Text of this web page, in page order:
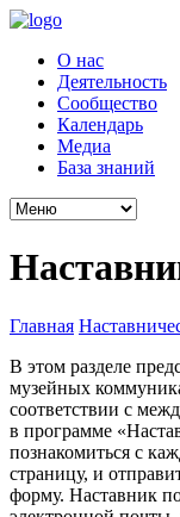
О нас
Деятельность
Сообщество
Календарь
Медиа
База знаний
Главная
В этом разделе
музейных
соответствии с
в программе
познакомиться с
страницу, и
форму. Наставник